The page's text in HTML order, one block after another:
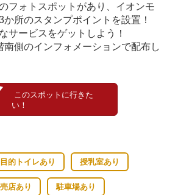
フォトスポットがあり、イオンモ
所のスタンプポイントを設置！
サービスをゲットしよう！
南側のインフォメーションで配布し
的トイレあり 授乳室あり
売店あり 駐車場あり